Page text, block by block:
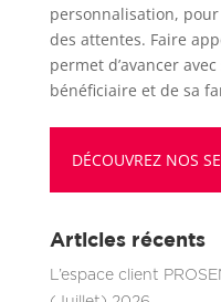
personnalisation,
des attentes. Faire
permet d’avancer
bénéficiaire et de sa
DÉCOUVREZ NOS
Articles récents
L’espace client